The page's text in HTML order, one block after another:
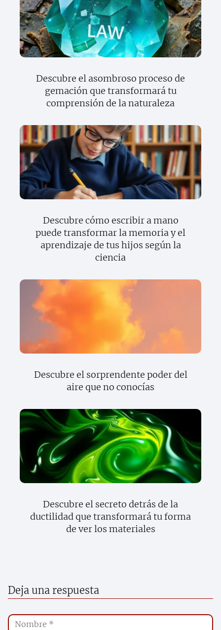
Descubre el asombroso proceso de
gemación que transformará tu
comprensión de la naturaleza
Descubre cómo escribir a mano
puede transformar la memoria y el
aprendizaje de tus hijos según la
ciencia
Descubre el sorprendente poder del
aire que no conocías
Descubre el secreto detrás de la
ductilidad que transformará tu forma
de ver los materiales
Deja una respuesta